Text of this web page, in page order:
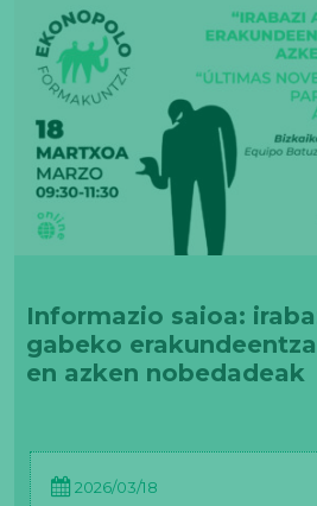
Informazio saioa:
gabeko
en azken nobedadeak
2026/03/18